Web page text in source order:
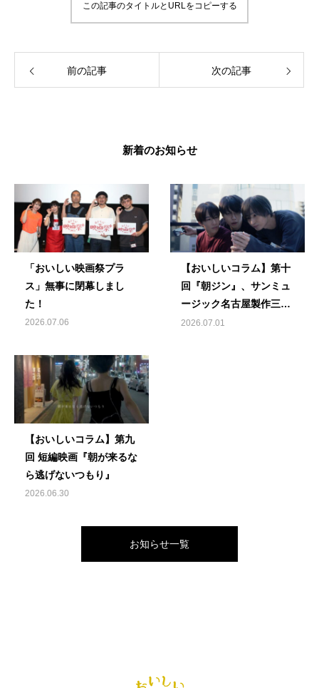
この記事のタイトルとURLをコピーする
前の記事 次の記事
新着のお知らせ
「おいしい映画祭プラ
ス」無事に閉幕しまし
た！
2026.07.06
【おいしいコラム】第十
回『朝ジン』、サンミュ
ージック名古屋製作三部
作
2026.07.01
【おいしいコラム】第九
回 短編映画『朝が来るな
ら逃げないつもり』
2026.06.30
お知らせ一覧